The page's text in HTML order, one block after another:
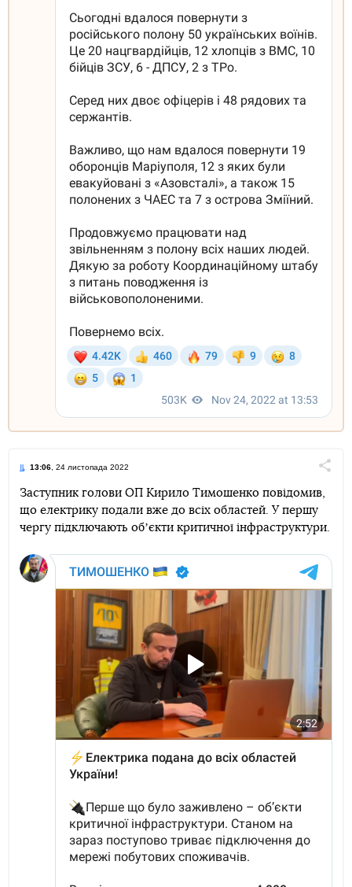
13:06 , 24 листопада 2022
Telegram FacebookTwitter
Заступник голови ОП Кирило Тимошенко повідомив,
що електрику подали вже до всіх областей. У першу
чергу підключають обʼєкти критичної інфраструктури.